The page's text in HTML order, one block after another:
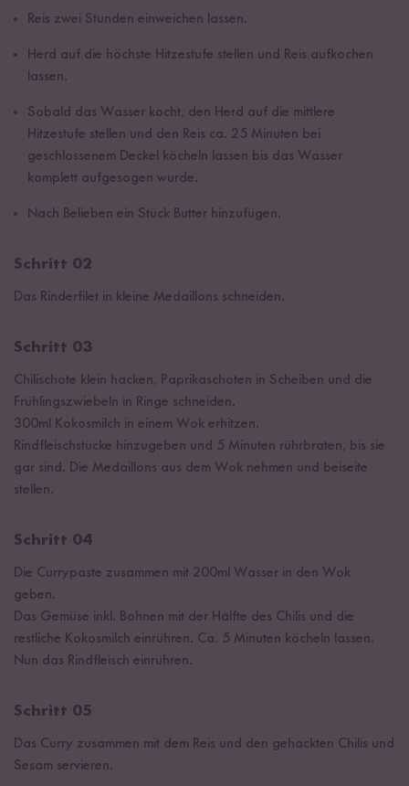
Reis zwei Stunden einweichen lassen.
Herd auf die höchste Hitzestufe stellen und Reis aufkochen
lassen.
Sobald das Wasser kocht, den Herd auf die mittlere
Hitzestufe stellen und den Reis ca. 25 Minuten bei
geschlossenem Deckel köcheln lassen bis das Wasser
komplett aufgesogen wurde.
Nach Belieben ein Stück Butter hinzufügen.
Schritt 02
Das Rinderfilet in kleine Medaillons schneiden.
Schritt 03
Chilischote klein hacken, Paprikaschoten in Scheiben und die
Frühlingszwiebeln in Ringe schneiden.
300ml Kokosmilch in einem Wok erhitzen.
Rindfleischstücke hinzugeben und 5 Minuten rührbraten, bis sie
gar sind. Die Medaillons aus dem Wok nehmen und beiseite
stellen.
Schritt 04
Die Currypaste zusammen mit 200ml Wasser in den Wok
geben.
Das Gemüse inkl. Bohnen mit der Hälfte des Chilis und die
restliche Kokosmilch einrühren. Ca. 5 Minuten köcheln lassen.
Nun das Rindfleisch einrühren.
Schritt 05
Das Curry zusammen mit dem Reis und den gehackten Chilis und
Sesam servieren.